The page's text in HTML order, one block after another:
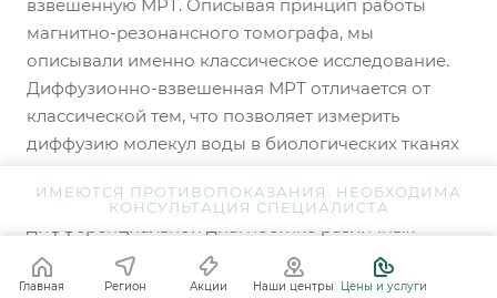
взвешенную МРТ. Описывая принцип работы
магнитно-резонансного томографа, мы
описывали именно классическое исследование.
Диффузионно-взвешенная МРТ отличается от
классической тем, что позволяет измерить
диффузию молекул воды в биологических тканях
широкое распространение при
патологий.
ИМЕЮТСЯ ПРОТИВОПОКАЗАНИЯ. НЕОБХОДИМА
КОНСУЛЬТАЦИЯ СПЕЦИАЛИСТА
Главная Регион Акции Наши центры Цены и услуги